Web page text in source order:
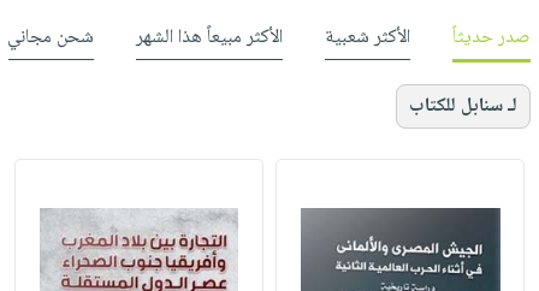
صدر حديثاً الأكثر شعبية الأكثر مبيعاً هذا الشهر شحن مجاني
لـ سنابل للكتاب